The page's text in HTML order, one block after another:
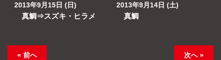
2013年9月15日 (日)
真鯛⇒スズキ・ヒラメ
2013年9月14日 (土)
真鯛
« 前へ 次へ »